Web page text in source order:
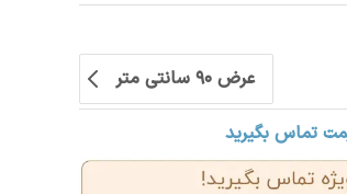
عرض 90 سانتی متر
تماس بگیرید